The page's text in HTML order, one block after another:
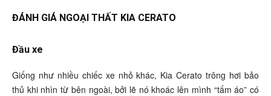
ĐÁNH GIÁ NGOẠI THẤT KIA CERATO
Đầu xe
Giống như nhiều chiếc xe nhỏ khác, Kia Cerato trông hơi bảo
thủ khi nhìn từ bên ngoài, bởi lẽ nó khoác lên mình “tấm áo” có